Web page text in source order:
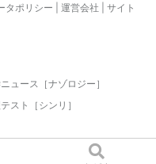
タポリシー 運営会社
サイト
ュース［ナゾロジー］
スト［シンリ］